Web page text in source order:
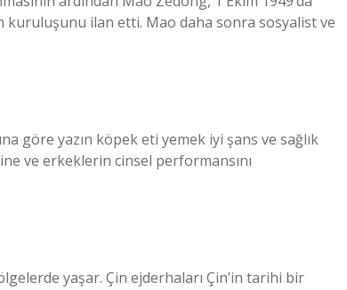
kuruluşunu ilan etti. Mao daha sonra sosyalist ve
göre yazın köpek eti yemek iyi şans ve sağlık
ve erkeklerin cinsel performansını
yaşar. Çin ejderhaları Çin’in tarihi bir